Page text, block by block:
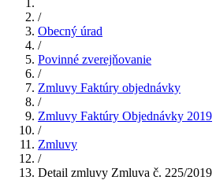
/
Obecný úrad
/
Povinné zverejňovanie
/
Zmluvy Faktúry objednávky
/
Zmluvy Faktúry Objednávky 2019
/
Zmluvy
/
Detail zmluvy Zmluva č. 225/2019